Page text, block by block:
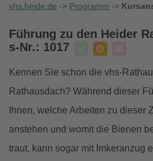
vhs.heide.de -> Programm ->
Führung zu den Heider
s-Nr.: 1017
Kennen Sie schon die vhs-
Rathausdach? Während dieser
Ihnen, welche Arbeiten zu dieser
anstehen und womit die Bienen
traut, kann sogar mit Imkeranzug